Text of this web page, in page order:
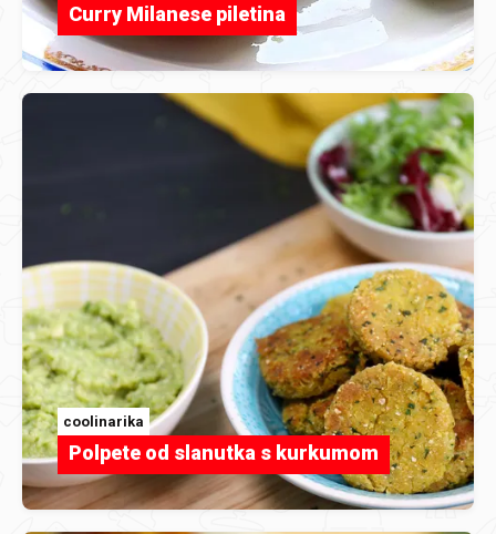
Curry Milanese piletina
coolinarika
Polpete od slanutka s kurkumom